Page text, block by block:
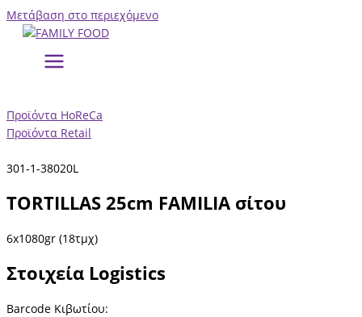
Μετάβαση στο περιεχόμενο
Προϊόντα HoReCa
Προϊόντα Retail
301-1-38020L
TORTILLAS 25cm FAMILIA σίτου
6x1080gr (18τμχ)
Στοιχεία Logistics
Barcode Κιβωτίου: